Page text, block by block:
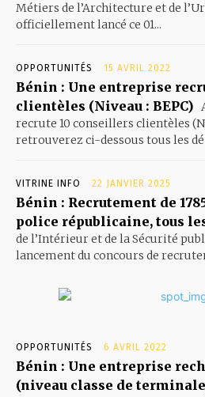
Métiers de l’Architecture et de
officiellement lancé ce 01...
OPPORTUNITÉS 15 AVRIL 2022
Bénin : Une entreprise
clientèles (Niveau : BEPC)
recrute 10 conseillers clientèles
retrouverez ci-dessous tous les
VITRINE INFO 22 JANVIER 2025
Bénin : Recrutement de
police républicaine, tous
de l’Intérieur et de la Sécurité
lancement du concours de
OPPORTUNITÉS 6 AVRIL 2022
Bénin : Une entreprise
(niveau classe de